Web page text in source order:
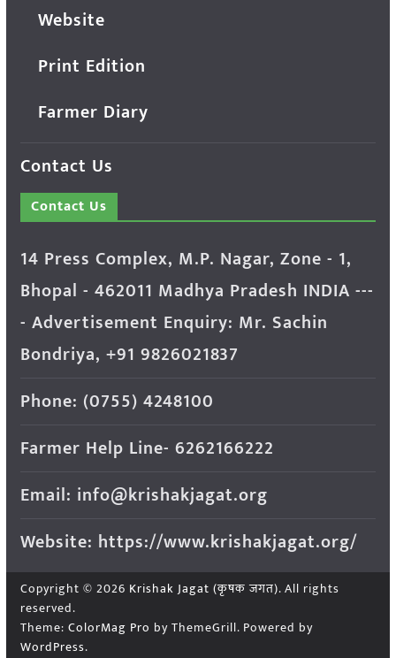
Website
Print Edition
Farmer Diary
Contact Us
Contact Us
14 Press Complex, M.P. Nagar, Zone - 1,
Bhopal - 462011 Madhya Pradesh INDIA ---
- Advertisement Enquiry: Mr. Sachin
Bondriya, +91 9826021837
Phone: (0755) 4248100
Farmer Help Line- 6262166222
Email: info@krishakjagat.org
Website: https://www.krishakjagat.org/
Copyright © 2026 Krishak Jagat (कृषक जगत). All rights
reserved.
Theme: ColorMag Pro by ThemeGrill. Powered by
WordPress.